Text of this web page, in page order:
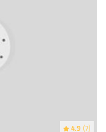
4.9 (7)